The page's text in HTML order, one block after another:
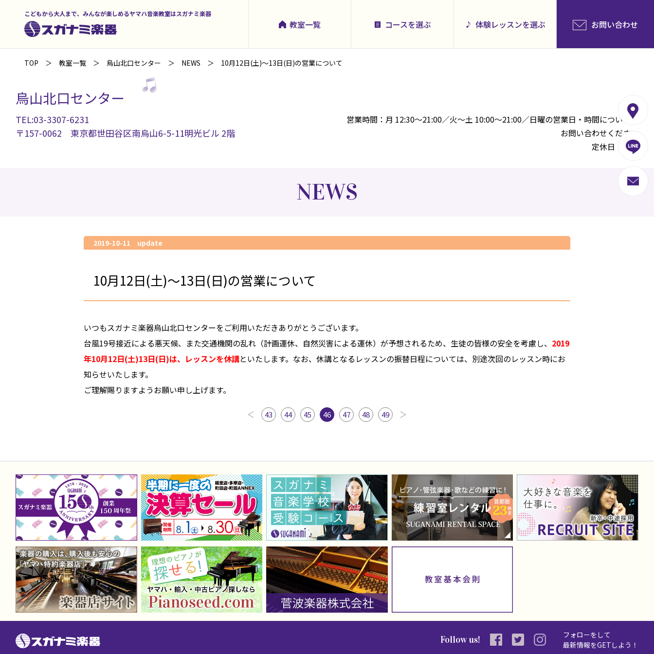
こどもから大人まで、みんなが楽しめるヤマハ音楽教室はスガナミ楽器
教室一覧 コースを選ぶ 体験レッスンを選ぶ お問い合わせ
TOP 教室一覧 烏山北口センター NEWS 10月12日(土)～13日(日)の営業について
烏山北口センター
TEL:03-3307-6231
〒157-0062 東京都世田谷区南烏山6-5-11明光ビル 2階
営業時間：月 12:30～21:00／火～土 10:00～21:00／日曜の営業日・時間については
お問い合わせください
定休日：祝日
NEWS
2019-10-11 update
10月12日(土)～13日(日)の営業について
いつもスガナミ楽器烏山北口センターをご利用いただきありがとうございます。
台風19号接近による悪天候、また交通機関の乱れ（計画運休、自然災害による運休）が予想されるため、生徒の皆様の安全を考慮し、 2019
年10月12日(土)13日(日)は、レッスンを休講といたします。なお、休講となるレッスンの振替日程については、別途次回のレッスン時にお
知らせいたします。
ご理解賜りますようお願い申し上げます。
43 44 45 46 47 48 49
Follow us!
フォローをして
最新情報をGETしよう！